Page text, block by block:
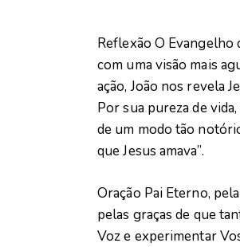
Reflexão O Evangelho
com uma visão mais
ação, João nos revela
Por sua pureza de
de um modo tão
que Jesus amava”.
Oração Pai Eterno,
pelas graças de que
Voz e experimentar